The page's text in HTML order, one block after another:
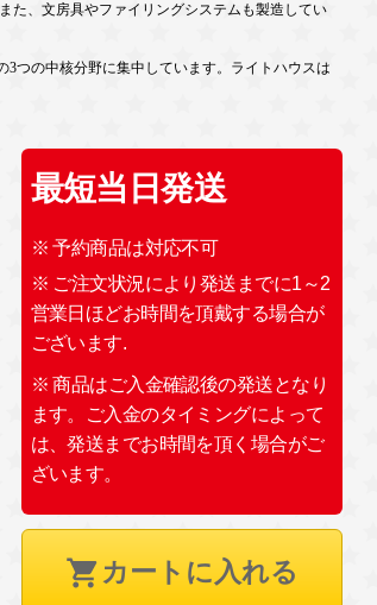
た、文房具やファイリングシステムも製造してい
つの中核分野に集中しています。ライトハウスは
最短当日発送
※ 予約商品は対応不可
※ ご注文状況により発送までに1～2
営業日ほどお時間を頂戴する場合が
ございます.
※ 商品はご入金確認後の発送となり
ます。ご入金のタイミングによって
は、発送までお時間を頂く場合がご
ざいます。
カートに入れる